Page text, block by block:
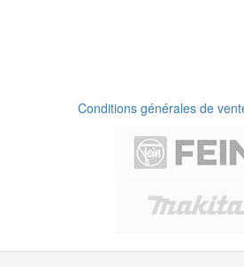
Conditions générales de